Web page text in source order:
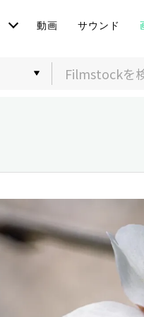
動画 サウンド